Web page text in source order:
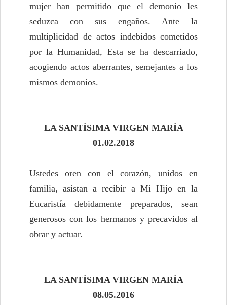
mujer han permitido que el demonio les
seduzca con sus engaños. Ante la
multiplicidad de actos indebidos cometidos
por la Humanidad, Esta se ha descarriado,
acogiendo actos aberrantes, semejantes a los
mismos demonios.
LA SANTÍSIMA VIRGEN MARÍA
01.02.2018
Ustedes oren con el corazón, unidos en
familia, asistan a recibir a Mi Hijo en la
Eucaristía debidamente preparados, sean
generosos con los hermanos y precavidos al
obrar y actuar.
LA SANTÍSIMA VIRGEN MARÍA
08.05.2016